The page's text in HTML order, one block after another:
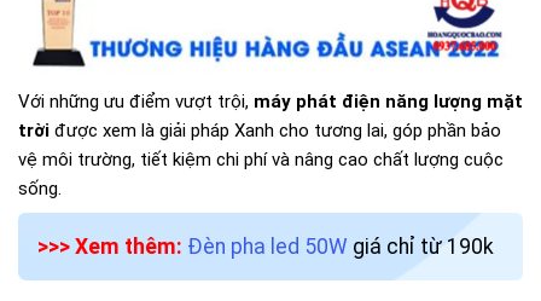
Với những ưu điểm vượt trội, máy phát điện năng lượng mặt
trời được xem là giải pháp Xanh cho tương lai, góp phần bảo
vệ môi trường, tiết kiệm chi phí và nâng cao chất lượng cuộc
sống.
>>> Xem thêm: Đèn pha led 50W giá chỉ từ 190k